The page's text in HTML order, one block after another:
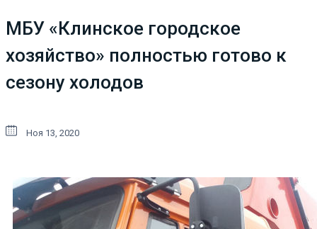
МБУ «Клинское городское
хозяйство» полностью готово к
сезону холодов
Ноя 13, 2020